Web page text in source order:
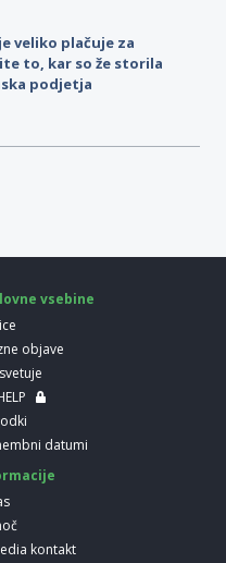
veliko plačuje za
to, kar so že storila
podjetja
vsebine
objave
datumi
kontakt